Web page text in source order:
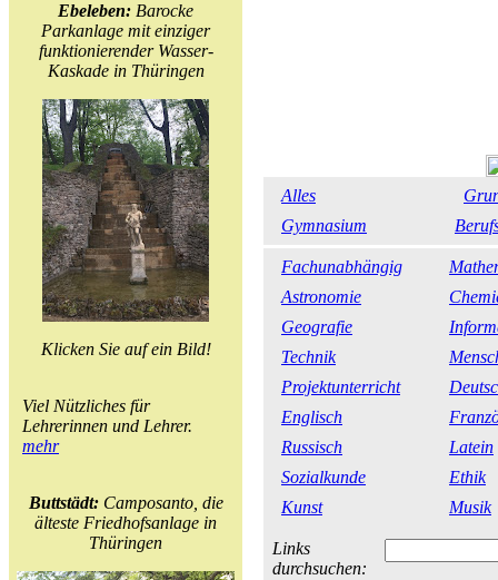
Ebeleben: Barocke
Parkanlage mit einziger
funktionierender Wasser-
Kaskade in Thüringen
Klicken Sie auf ein Bild!
Viel Nützliches für
Lehrerinnen und Lehrer.
mehr
Buttstädt:Camposanto, die
älteste Friedhofsanlage in
Thüringen
Alles
Gymnasium
Fachunabhängig
Astronomie
Geografie
Technik
Projektunterricht
Englisch
Russisch
Latein
Sozialkunde
Ethik
Kunst
Musik
Links
durchsuchen: